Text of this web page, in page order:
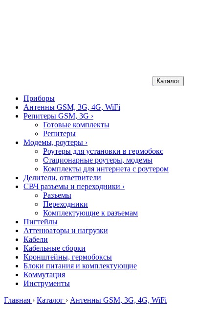
Каталог
Приборы
Антенны GSM, 3G, 4G, WiFi
Репитеры GSM, 3G ›
Готовые комплекты
Репитеры
Модемы, роутеры ›
Роутеры для установки в гермобокс
Стационарные роутеры, модемы
Комплекты для интернета с роутером
Делители, ответвители
СВЧ разъемы и переходники ›
Разъемы
Переходники
Комплектующие к разъемам
Пигтейлы
Аттенюаторы и нагрузки
Кабели
Кабельные сборки
Кронштейны, гермобоксы
Блоки питания и комплектующие
Коммутация
Инструменты
Главная › Каталог › Антенны GSM, 3G, 4G, WiFi